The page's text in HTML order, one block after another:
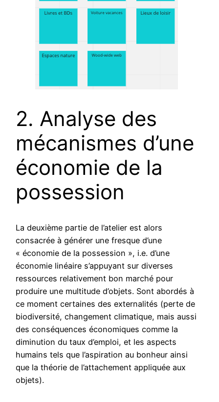
2. Analyse des
mécanismes d’une
économie de la
possession
La deuxième partie de l’atelier est alors
consacrée à générer une fresque d’une
« économie de la possession », i.e. d’une
économie linéaire s’appuyant sur diverses
ressources relativement bon marché pour
produire une multitude d’objets. Sont abordés à
ce moment certaines des externalités (perte de
biodiversité, changement climatique, mais aussi
des conséquences économiques comme la
diminution du taux d’emploi, et les aspects
humains tels que l’aspiration au bonheur ainsi
que la théorie de l’attachement appliquée aux
objets).